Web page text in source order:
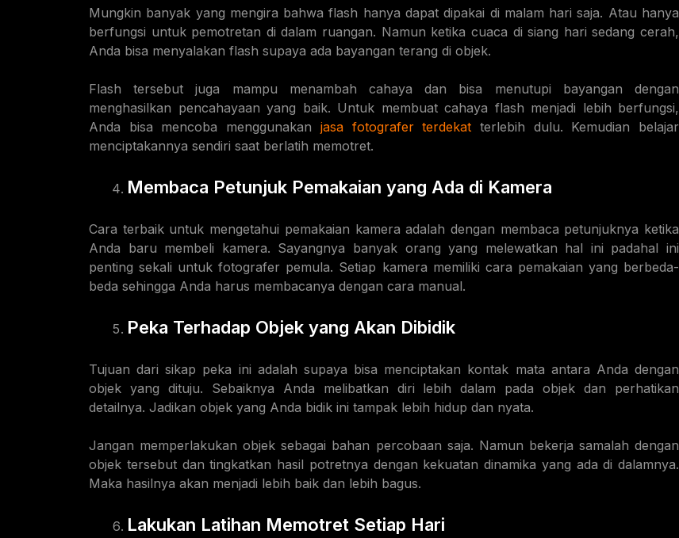
Mungkin banyak yang mengira bahwa flash hanya dapat dipakai di malam hari saja. Atau hanya
berfungsi untuk pemotretan di dalam ruangan. Namun ketika cuaca di siang hari sedang cerah,
Anda bisa menyalakan flash supaya ada bayangan terang di objek.
Flash tersebut juga mampu menambah cahaya dan bisa menutupi bayangan dengan
menghasilkan pencahayaan yang baik. Untuk membuat cahaya flash menjadi lebih berfungsi,
Anda bisa mencoba menggunakan jasa fotografer terdekat terlebih dulu. Kemudian belajar
menciptakannya sendiri saat berlatih memotret.
Membaca Petunjuk Pemakaian yang Ada di Kamera
Cara terbaik untuk mengetahui pemakaian kamera adalah dengan membaca petunjuknya ketika
Anda baru membeli kamera. Sayangnya banyak orang yang melewatkan hal ini padahal ini
penting sekali untuk fotografer pemula. Setiap kamera memiliki cara pemakaian yang berbeda-
beda sehingga Anda harus membacanya dengan cara manual.
Peka Terhadap Objek yang Akan Dibidik
Tujuan dari sikap peka ini adalah supaya bisa menciptakan kontak mata antara Anda dengan
objek yang dituju. Sebaiknya Anda melibatkan diri lebih dalam pada objek dan perhatikan
detailnya. Jadikan objek yang Anda bidik ini tampak lebih hidup dan nyata.
Jangan memperlakukan objek sebagai bahan percobaan saja. Namun bekerja samalah dengan
objek tersebut dan tingkatkan hasil potretnya dengan kekuatan dinamika yang ada di dalamnya.
Maka hasilnya akan menjadi lebih baik dan lebih bagus.
Lakukan Latihan Memotret Setiap Hari